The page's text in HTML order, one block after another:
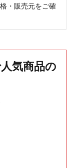
・販売元をご確
気商品の